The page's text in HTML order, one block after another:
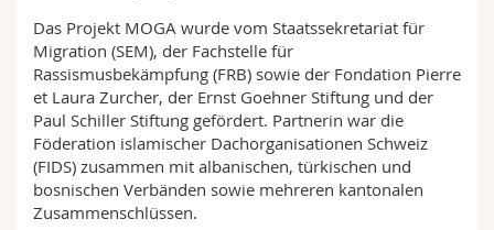
Das Projekt MOGA wurde vom Staatssekretariat für
Migration (SEM), der Fachstelle für
Rassismusbekämpfung (FRB) sowie der Fondation Pierre
et Laura Zurcher, der Ernst Goehner Stiftung und der
Paul Schiller Stiftung gefördert. Partnerin war die
Föderation islamischer Dachorganisationen Schweiz
(FIDS) zusammen mit albanischen, türkischen und
bosnischen Verbänden sowie mehreren kantonalen
Zusammenschlüssen.